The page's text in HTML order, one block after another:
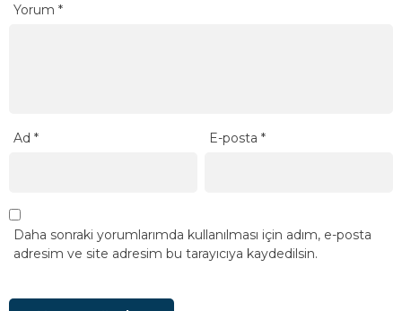
Yorum *
Ad * E-posta*
Daha sonraki yorumlarımda kullanılması için adım, e-posta
adresim ve site adresim bu tarayıcıya kaydedilsin.